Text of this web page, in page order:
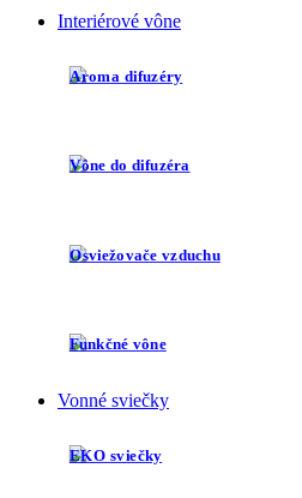
Interiérové vône
Aroma difuzéry
Vône do difuzéra
Osviežovače vzduchu
Funkčné vône
Vonné sviečky
EKO sviečky